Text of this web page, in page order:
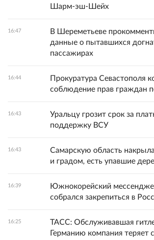
Шарм-эш-Шейх
16:47
В Шереметьеве
данные о пытавшихся
пассажирах
16:44
Прокуратура Севастополя
соблюдение прав граждан
16:43
Уральцу грозит срок за
поддержку ВСУ
16:43
Самарскую область
и градом, есть упавшие
16:39
Южнокорейский
собрался закрепиться в
16:25
ТАСС: Обслуживавшая
Германию компания теряет